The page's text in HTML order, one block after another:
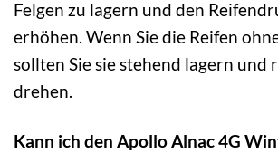
Felgen zu lagern und den
erhöhen. Wenn Sie die Reifen
sollten Sie sie stehend lagern und
drehen.
Kann ich den Apollo Alnac 4G